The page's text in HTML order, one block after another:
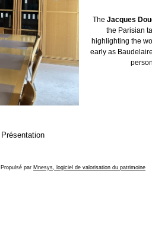
The Jacques
the Parisian
highlighting the
early as
Présentation
Propulsé par Mnesys, logiciel de valorisation du patrimoine